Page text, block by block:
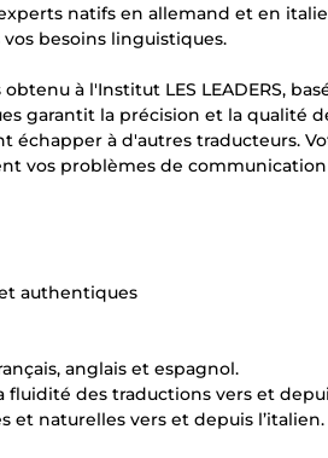
natifs en allemand et en
besoins linguistiques.
à l'Institut LES LEADERS,
garantit la précision et la qualité
à d'autres traducteurs.
vos problèmes de
authentiques
anglais et espagnol.
des traductions vers et
et naturelles vers et depuis l’italien.